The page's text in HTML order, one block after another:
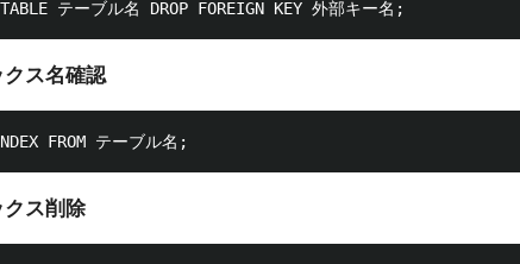
ス名確認
ス削除